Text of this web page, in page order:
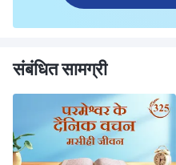
संबंधित सामग्री